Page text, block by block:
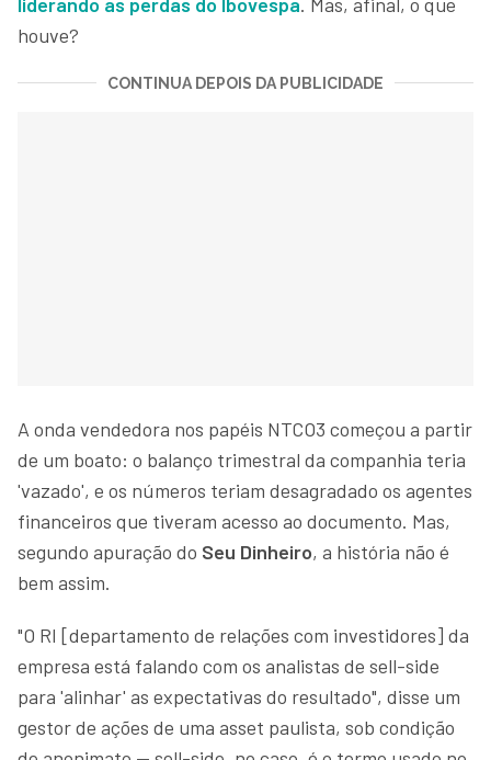
houve?
CONTINUA DEPOIS DA PUBLICIDADE
A onda vendedora nos papéis NTCO3 começou a partir
de um boato: o balanço trimestral da companhia teria
'vazado', e os números teriam desagradado os agentes
financeiros que tiveram acesso ao documento. Mas,
segundo apuração do Seu Dinheiro, a história não é
bem assim.
"O RI [departamento de relações com investidores] da
empresa está falando com os analistas de sell-side
para 'alinhar' as expectativas do resultado", disse um
gestor de ações de uma asset paulista, sob condição